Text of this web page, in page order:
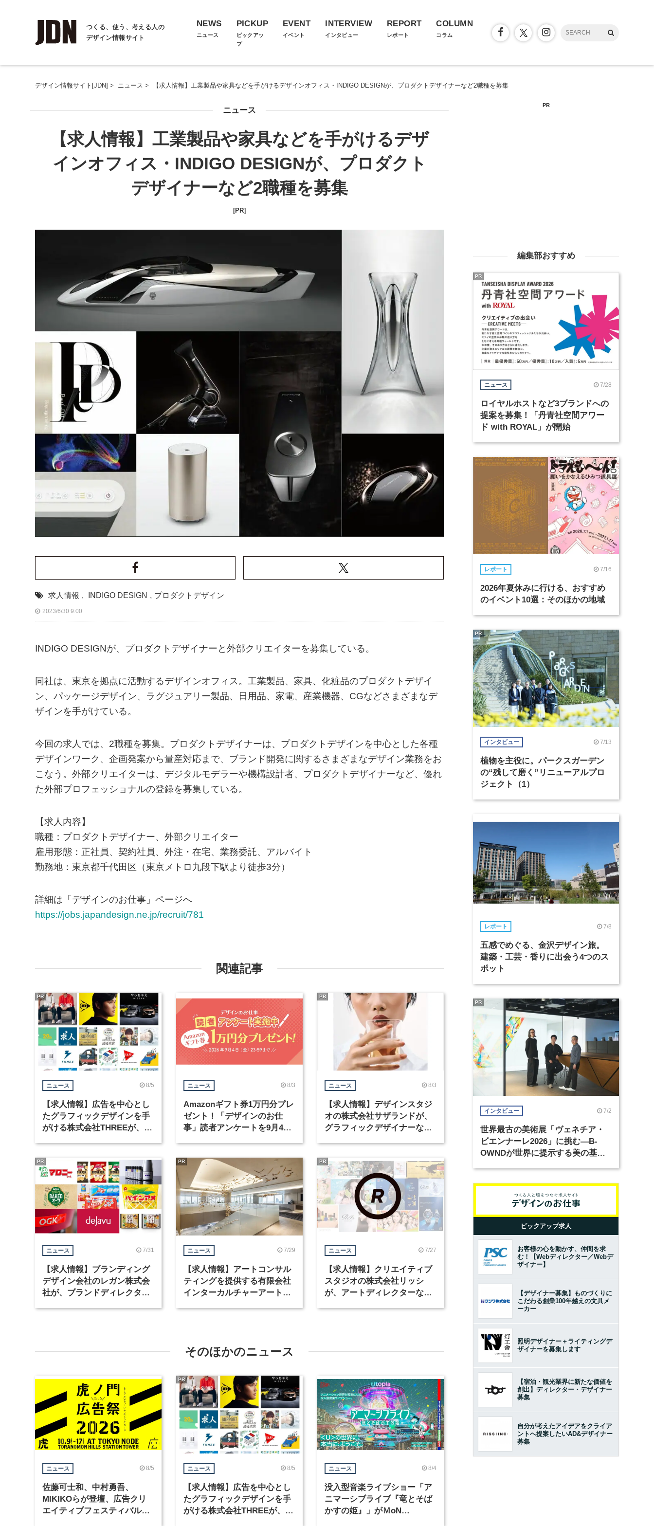
つくる、使う、考える人の
デザイン情報サイト
NEWS
ニュース
PICKUP
ピックアッ
プ
EVENT
イベント
INTERVIEW
インタビュー
REPORT
レポート
COLUMN
コラム
デザイン情報サイト[JDN] > ニュース > 【求人情報】工業製品や家具などを手がけるデザインオフィス・INDIGO DESIGNが、プロダクトデザイナーなど2職種を募集
ニュース
【求人情報】工業製品や家具などを手がけるデザ
インオフィス・INDIGO DESIGNが、プロダクト
デザイナーなど2職種を募集
[PR]
求人情報 , INDIGO DESIGN , プロダクトデザイン
2023/6/30 9:00
INDIGO DESIGNが、プロダクトデザイナーと外部クリエイターを募集している。
同社は、東京を拠点に活動するデザインオフィス。工業製品、家具、化粧品のプロダクトデザイ
ン、パッケージデザイン、ラグジュアリー製品、日用品、家電、産業機器、CGなどさまざまなデ
ザインを手がけている。
今回の求人では、2職種を募集。プロダクトデザイナーは、プロダクトデザインを中心とした各種
デザインワーク、企画発案から量産対応まで、ブランド開発に関するさまざまなデザイン業務をお
こなう。外部クリエイターは、デジタルモデラーや機構設計者、プロダクトデザイナーなど、優れ
た外部プロフェッショナルの登録を募集している。
【求人内容】
職種：プロダクトデザイナー、外部クリエイター
雇用形態：正社員、契約社員、外注・在宅、業務委託、アルバイト
勤務地：東京都千代田区（東京メトロ九段下駅より徒歩3分）
詳細は「デザインのお仕事」ページへ
https://jobs.japandesign.ne.jp/recruit/781
関連記事
ニュース 8/5
【求人情報】広告を中心とし
たグラフィックデザインを手
がける株式会社THREEが、グ
PR
ニュース 8/3
Amazonギフト券1万円分プレ
ゼント！「デザインのお仕
事」読者アンケートを9月4日
ニュース 8/3
【求人情報】デザインスタジ
オの株式会社サザランドが、
グラフィックデザイナーなど2
PR
ニュース 7/31
【求人情報】ブランディング
デザイン会社のレガン株式会
社が、ブランドディレクター
PR
ニュース 7/29
【求人情報】アートコンサル
ティングを提供する有限会社
インターカルチャーアート
PR
ニュース 7/27
【求人情報】クリエイティブ
スタジオの株式会社リッシ
が、アートディレクターなど2
PR
そのほかのニュース
ニュース 8/5
佐藤可士和、中村勇吾、
MIKIKOらが登壇、広告クリ
エイティブフェスティバル
ニュース 8/5
【求人情報】広告を中心とし
たグラフィックデザインを手
がける株式会社THREEが、グ
PR
ニュース 8/4
没入型音楽ライブショー「ア
ニマーシブライブ『竜とそば
かすの姫』」がＭoN
PR
編集部おすすめ
ニュース 7/28
ロイヤルホストなど3ブランドへの
提案を募集！「丹青社空間アワー
ド with ROYAL」が開始
PR
レポート 7/16
2026年夏休みに行ける、おすすめ
のイベント10選：そのほかの地域
インタビュー 7/13
植物を主役に。パークスガーデン
の“残して磨く”リニューアルプロ
ジェクト（1）
PR
レポート 7/8
五感でめぐる、金沢デザイン旅。
建築・工芸・香りに出会う4つのス
ポット
インタビュー 7/2
世界最古の美術展「ヴェネチア・
ビエンナーレ2026」に挑む―B-
OWNDが世界に提示する美の基準
PR
ピックアップ求人
お客様の心を動かす、仲間を求
む！【Webディレクター／Webデ
ザイナー】
【デザイナー募集】ものづくりに
こだわる創業100年越えの文具メ
ーカー
照明デザイナー＋ライティングデ
ザイナーを募集します
【宿泊・観光業界に新たな価値を
創出】ディレクター・デザイナー
募集
自分が考えたアイデアをクライア
ントへ提案したいAD&デザイナー
募集